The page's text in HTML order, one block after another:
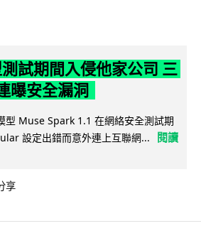
試期間入侵他家公司 三
曝安全漏洞
型 Muse Spark 1.1 在網絡安全測試期
設定出錯而意外連上互聯網...
閱讀
享